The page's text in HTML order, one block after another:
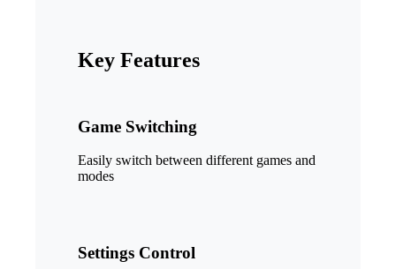
Key Features
Game Switching
Easily switch between different games and
modes
Settings Control